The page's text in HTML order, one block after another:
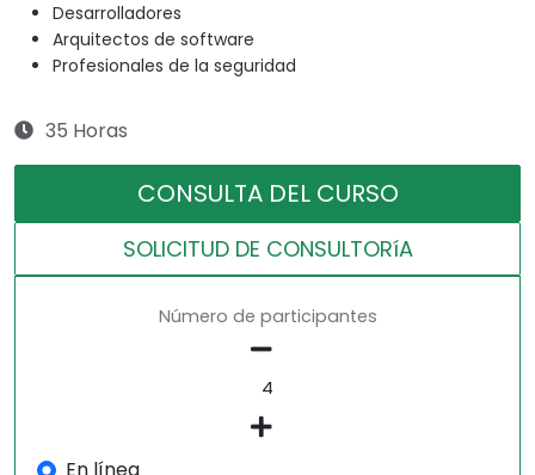
Desarrolladores
Arquitectos de software
Profesionales de la seguridad
35 Horas
CONSULTA DEL CURSO
SOLICITUD DE CONSULTORíA
Número de participantes